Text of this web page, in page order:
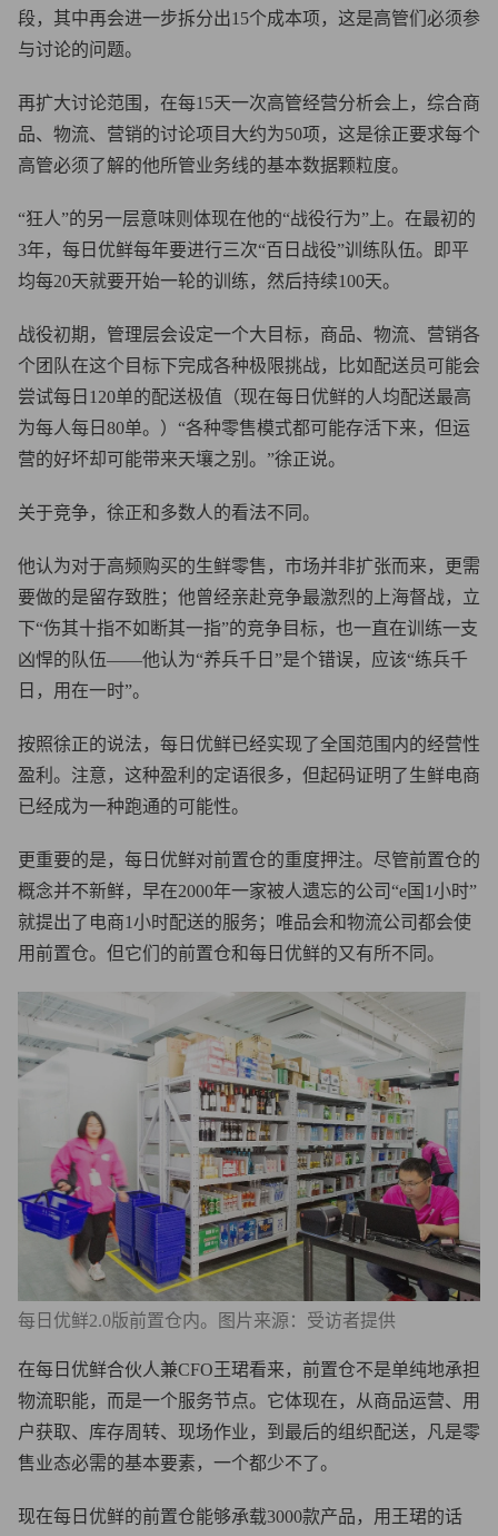
段，其中再会进一步拆分出15个成本项，这是高管们必须参
与讨论的问题。
再扩大讨论范围，在每15天一次高管经营分析会上，综合商
品、物流、营销的讨论项目大约为50项，这是徐正要求每个
高管必须了解的他所管业务线的基本数据颗粒度。
“狂人”的另一层意味则体现在他的“战役行为”上。在最初的
3年，每日优鲜每年要进行三次“百日战役”训练队伍。即平
均每20天就要开始一轮的训练，然后持续100天。
战役初期，管理层会设定一个大目标， 商品、物流、营销各
个团队在这个目标下完成各种极限挑战，
比如配送员可能会
尝试每日120单的配送极值 （现在每日优鲜的人均配送最高
为每人每日80单。） “各种零售模式都可能存活下来，但运
营的好坏却可能带来天壤之别。”徐正说。
关于竞争，徐正和多数人的看法不同。
他认为对于高频购买的生鲜零售，市场并非扩张而来，更需
要做的是留存致胜；他曾经亲赴竞争最激烈的上海督战，立
下“伤其十指不如断其一指”的竞争目标， 也一直在训练一支
凶悍的队伍——他认为“养兵千日”是个错误，应该“练兵千
日，用在一时”。
按照徐正的说法，每日优鲜已经实现了全国范围内的经营性
盈利。注意，这种盈利的定语很多，但起码证明了生鲜电商
已经成为一种跑通的可能性。
更重要的是，每日优鲜对前置仓的重度押注。尽管前置仓的
概念并不新鲜，早在2000年一家被人遗忘的公司“e国1小时”
就提出了电商1小时配送的服务；唯品会和物流公司都会使
用前置仓。但它们的前置仓和每日优鲜的又有所不同。
每日优鲜2.0版前置仓内。图片来源：受访者提供
在每日优鲜合伙人兼CFO王珺看来，前置仓不是单纯地承担
物流职能，而是一个服务节点。它体现在，从商品运营、用
户获取、库存周转、现场作业，到最后的组织配送，凡是零
售业态必需的基本要素，一个都少不了。
现在每日优鲜的前置仓能够承载3000款产品，用王珺的话